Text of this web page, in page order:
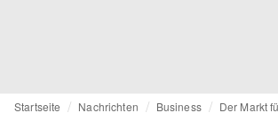
Startseite Nachrichten Business